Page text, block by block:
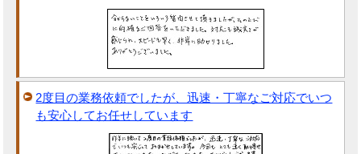
2度目の業務依頼でしたが、迅速・丁寧なご対応でいつ
も安心してお任せしています